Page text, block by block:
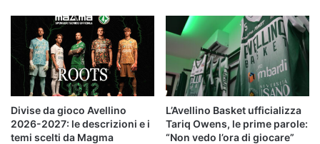
Divise da gioco Avellino
2026-2027: le descrizioni e i
temi scelti da Magma
L’Avellino Basket ufficializza
Tariq Owens, le prime parole:
“Non vedo l’ora di giocare”